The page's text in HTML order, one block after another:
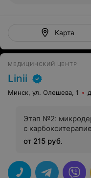
Карта
МЕДИЦИНСКИЙ ЦЕНТР
Linii
Минск, ул. Олешева, 1
Этап №2:
с
от 215 руб.